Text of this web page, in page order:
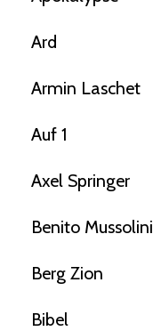
Ard
Armin Laschet
Auf 1
Axel Springer
Benito Mussolini
Berg Zion
Bibel